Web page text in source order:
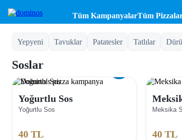
Tüm KampanyalarTüm
Yepyeni Tavuklar Patatesler Tatlılar
Soslar
Yoğurtlu Sos
Yoğurtlu Sos
40 TL
Meksika
40TL